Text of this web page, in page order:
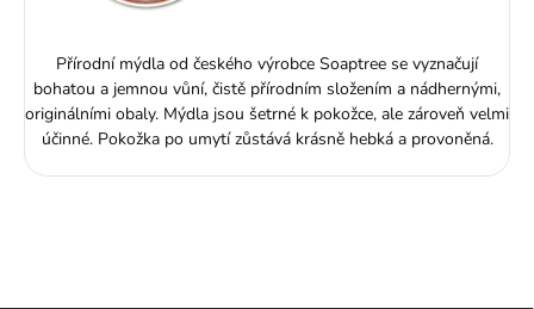
Přírodní mýdla od českého výrobce Soaptree se vyznačují
bohatou a jemnou vůní, čistě přírodním složením a nádhernými,
originálními obaly. Mýdla jsou šetrné k pokožce, ale zároveň velmi
účinné. Pokožka po umytí zůstává krásně hebká a provoněná.